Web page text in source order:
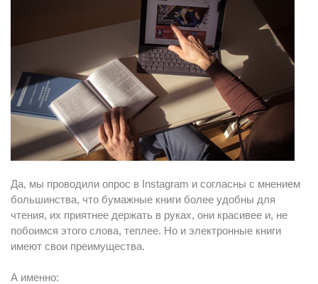
Да, мы проводили опрос в Instagram и согласны с мнением
большинства, что бумажные книги более удобны для
чтения, их приятнее держать в руках, они красивее и, не
побоимся этого слова, теплее. Но и электронные книги
имеют свои преимущества.
А именно: